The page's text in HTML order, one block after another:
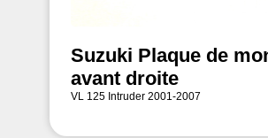
Suzuki Plaque de
avant droite
VL 125 Intruder 2001-2007